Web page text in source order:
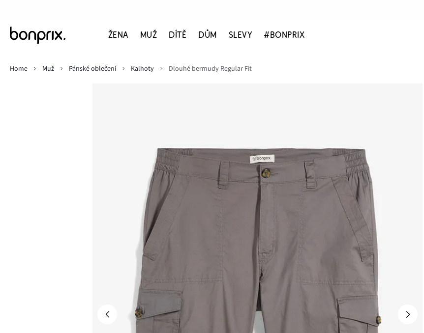
ŽENA MUŽ DÍTĚ DŮM SLEVY #BONPRIX
Home
Muž Pánské oblečení Kalhoty Dlouhé bermudy Regular Fit